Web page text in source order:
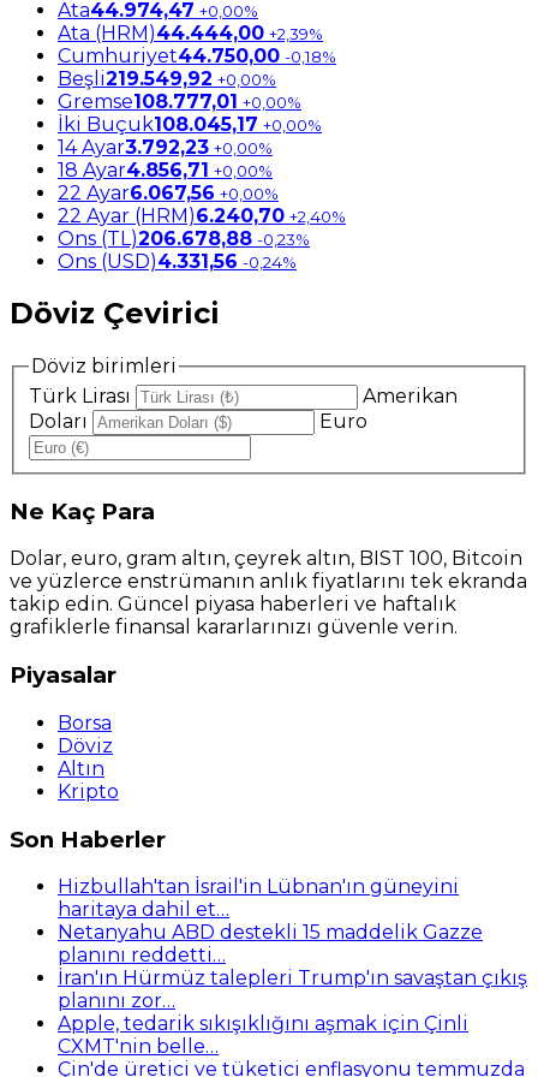
Ata44.974,47 +0,00%
Ata (HRM)44.444,00 +2,39%
Cumhuriyet44.750,00 -0,18%
Beşli219.549,92 +0,00%
Gremse108.777,01 +0,00%
İki Buçuk108.045,17 +0,00%
14 Ayar3.792,23 +0,00%
18 Ayar4.856,71 +0,00%
22 Ayar6.067,56 +0,00%
22 Ayar (HRM)6.240,70 +2,40%
Ons (TL)206.678,88 -0,23%
Ons (USD)4.331,56 -0,24%
Döviz Çevirici
Döviz birimleri
Türk Lirası
Amerikan
Doları
Euro
Ne Kaç Para
Dolar, euro, gram altın, çeyrek altın, BIST 100, Bitcoin
ve yüzlerce enstrümanın anlık fiyatlarını tek ekranda
takip edin. Güncel piyasa haberleri ve haftalık
grafiklerle finansal kararlarınızı güvenle verin.
Piyasalar
Borsa
Döviz
Altın
Kripto
Son Haberler
Hizbullah'tan İsrail'in Lübnan'ın güneyini
haritaya dahil et…
Netanyahu ABD destekli 15 maddelik Gazze
planını reddetti…
İran'ın Hürmüz talepleri Trump'ın savaştan çıkış
planını zor…
Apple, tedarik sıkışıklığını aşmak için Çinli
CXMT'nin belle…
Çin'de üretici ve tüketici enflasyonu temmuzda